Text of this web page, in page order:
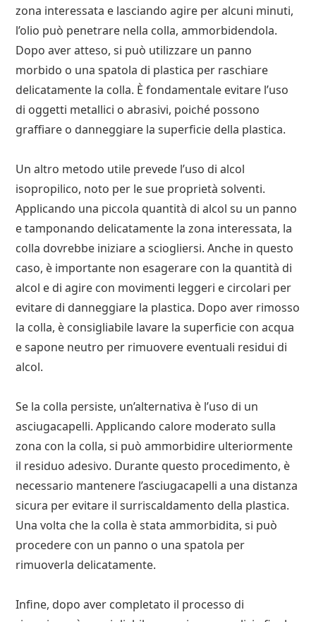
zona interessata e lasciando agire per alcuni minuti,
l’olio può penetrare nella colla, ammorbidendola.
Dopo aver atteso, si può utilizzare un panno
morbido o una spatola di plastica per raschiare
delicatamente la colla. È fondamentale evitare l’uso
di oggetti metallici o abrasivi, poiché possono
graffiare o danneggiare la superficie della plastica.
Un altro metodo utile prevede l’uso di alcol
isopropilico, noto per le sue proprietà solventi.
Applicando una piccola quantità di alcol su un panno
e tamponando delicatamente la zona interessata, la
colla dovrebbe iniziare a sciogliersi. Anche in questo
caso, è importante non esagerare con la quantità di
alcol e di agire con movimenti leggeri e circolari per
evitare di danneggiare la plastica. Dopo aver rimosso
la colla, è consigliabile lavare la superficie con acqua
e sapone neutro per rimuovere eventuali residui di
alcol.
Se la colla persiste, un’alternativa è l’uso di un
asciugacapelli. Applicando calore moderato sulla
zona con la colla, si può ammorbidire ulteriormente
il residuo adesivo. Durante questo procedimento, è
necessario mantenere l’asciugacapelli a una distanza
sicura per evitare il surriscaldamento della plastica.
Una volta che la colla è stata ammorbidita, si può
procedere con un panno o una spatola per
rimuoverla delicatamente.
Infine, dopo aver completato il processo di